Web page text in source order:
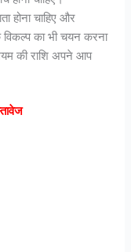
होना चाहिए और
का भी चयन करना
की राशि अपने आप